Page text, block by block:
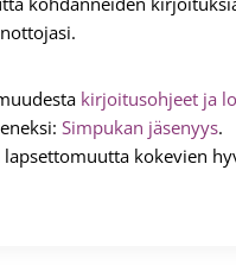
kirjoitusohjeet ja
Simpukan jäsenyys.
kokevien